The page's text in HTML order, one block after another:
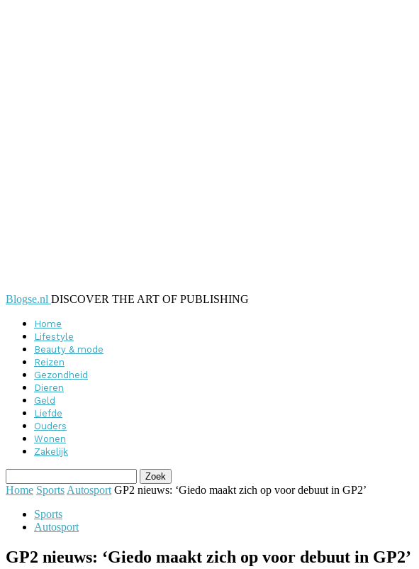
Blogse.nl DISCOVER THE ART OF PUBLISHING
Home
Lifestyle
Beauty & mode
Reizen
Gezondheid
Dieren
Geld
Liefde
Ouders
Wonen
Zakelijk
Home Sports Autosport GP2 nieuws: ‘Giedo maakt zich op voor debuut in GP2’
Sports
Autosport
GP2 nieuws: ‘Giedo maakt zich op voor debuut in GP2’